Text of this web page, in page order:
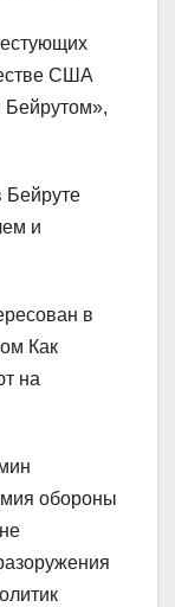
США
в
Как
на
обороны